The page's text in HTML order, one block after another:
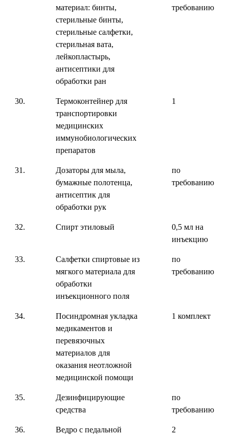
материал: бинты,
стерильные бинты,
стерильные салфетки,
стерильная вата,
лейкопластырь,
антисептики для
обработки ран
требованию
30.
Термоконтейнер для
транспортировки
медицинских
иммунобиологических
препаратов
1
31.
Дозаторы для мыла,
бумажные полотенца,
антисептик для
обработки рук
по
требованию
32. Спирт этиловый
0,5 мл на
инъекцию
33.
Салфетки спиртовые из
мягкого материала для
обработки
инъекционного поля
по
требованию
34.
Посиндромная укладка
медикаментов и
перевязочных
материалов для
оказания неотложной
медицинской помощи
1 комплект
35.
Дезинфицирующие
средства
по
требованию
36.
Ведро с педальной
2